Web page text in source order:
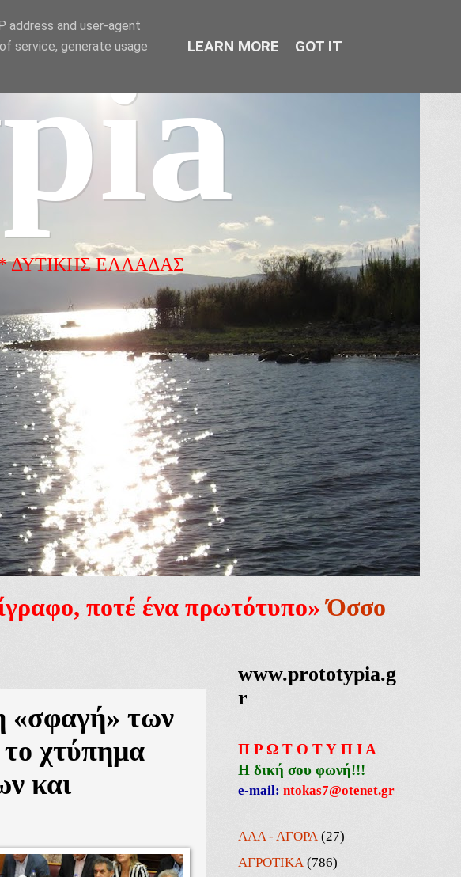
ΔΥΤΙΚΗΣ ΕΛΛΑΔΑΣ
ποτέ ένα πρωτότυπο» Όσσο
των
χτύπημα
και
www.prototypia.g
r
Π Ρ Ω Τ Ο Τ Υ Π Ι Α
Η δική σου φωνή!!!
e-mail: ntokas7@otenet.gr
ΑΑΑ - ΑΓΟΡΑ (27)
ΑΓΡΟΤΙΚΑ (786)
address and user-agent
service, generate usage
LEARN MORE GOT IT